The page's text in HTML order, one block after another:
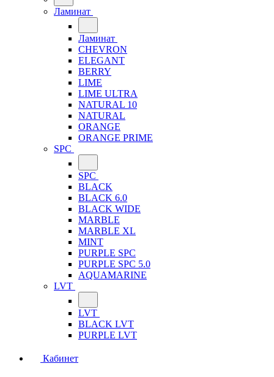
Ламинат
Ламинат
CHEVRON
ELEGANT
BERRY
LIME
LIME ULTRA
NATURAL 10
NATURAL
ORANGE
ORANGE PRIME
SPC
SPC
BLACK
BLACK 6.0
BLACK WIDE
MARBLE
MARBLE XL
MINT
PURPLE SPC
PURPLE SPC 5.0
AQUAMARINE
LVT
LVT
BLACK LVT
PURPLE LVT
Кабинет